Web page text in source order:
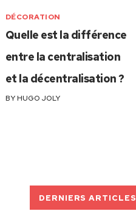
DÉCORATION
Quelle est la différence
entre la centralisation
et la décentralisation ?
BYHUGO JOLY
DERNIERS ARTICLES